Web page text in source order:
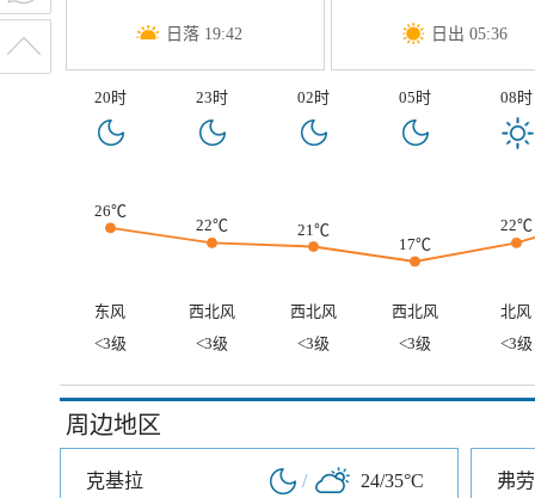
日落 19:42 日出 05:36
20时 23时 02时 05时 08时
26℃
22℃
21℃
17℃
22℃
东风 西北风 西北风 西北风
北风
<3级
<3级 <3级 <3级 <3级
周边地区
克基拉 / 24/35°C 弗